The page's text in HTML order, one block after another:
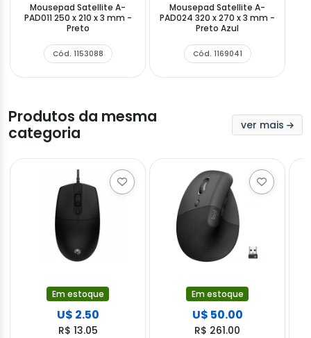
Mousepad Satellite A-
PAD011 250 x 210 x 3 mm -
Preto
Cód. 1153088
Mousepad Satellite A-
PAD024 320 x 270 x 3 mm -
Preto Azul
Cód. 1169041
Produtos da mesma
categoria
ver mais
Em estoque
U$ 2.50
R$ 13.05
Em estoque
U$ 50.00
R$ 261.00